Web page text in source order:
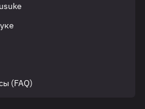
(FAQ)